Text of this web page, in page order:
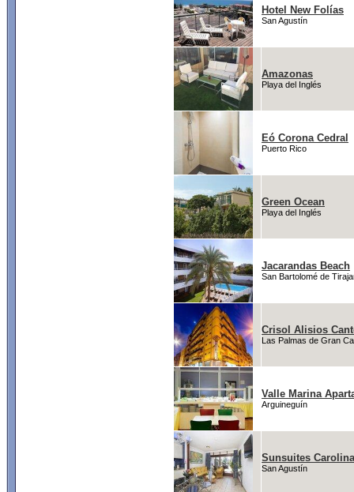
Hotel New Folías
San Agustín
Amazonas
Playa del Inglés
Eó Corona Cedral
Puerto Rico
Green Ocean
Playa del Inglés
Jacarandas Beach
San Bartolomé de
Crisol Alisios
Las Palmas de Gran
Valle Marina
Arguineguín
Sunsuites Carolina
San Agustín